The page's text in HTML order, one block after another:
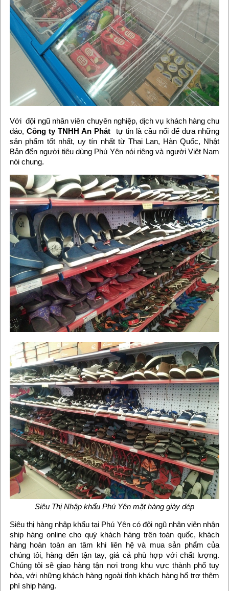
Với đội ngũ nhân viên chuyên nghiệp, dịch vụ khách hàng chu
đáo, Công ty TNHH An Phát
tự tin là cầu nối để đưa những
sản phẩm tốt nhất, uy tín nhất từ Thai Lan, Hàn Quốc, Nhật
Bản đến người tiêu dùng Phú Yên nói riêng và người Việt Nam
nói chung.
Siêu Thị Nhập khẩu Phú Yên mặt hàng giày dép
Siêu thị hàng nhập khẩu tại Phú Yên có đội ngũ nhân viên nhận
ship hàng online cho quý khách hàng trên toàn quốc, khách
hàng hoàn toàn an tâm khi liên hệ và mua sản phẩm của
chúng tôi, hàng đến tận tay, giá cả phù hợp với chất lượng.
Chúng tôi sẽ giao hàng tận nơi trong khu vực thành phố tuy
hòa, với những khách hàng ngoài tỉnh khách hàng hổ trợ thêm
phí ship hàng.